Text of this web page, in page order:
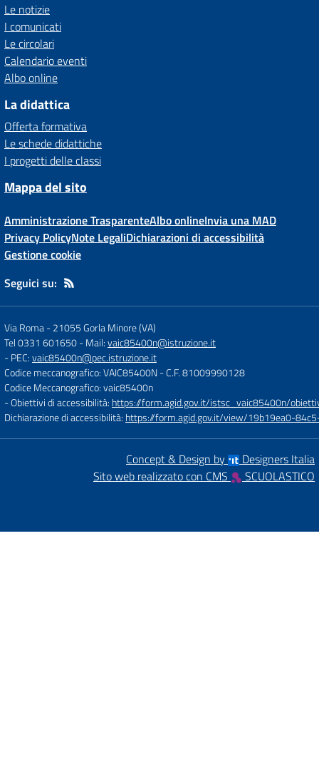
Le notizie
I comunicati
Le circolari
Calendario eventi
Albo online
La didattica
Offerta formativa
Le schede didattiche
I progetti delle classi
Mappa del sito
Amministrazione TrasparenteAlbo onlineInvia una MAD
Privacy PolicyNote LegaliDichiarazioni di accessibilità
Gestione cookie
Seguici su:
Via Roma-21055 Gorla Minore (VA)
Tel 0331 601650- Mail:vaic85400n@istruzione.it
- PEC:vaic85400n@pec.istruzione.it
Codice meccanografico: VAIC85400N- C.F. 81009990128
Codice Meccanografico: vaic85400n
- Obiettivi di accessibilità: https://form.agid.gov.it/istsc_vaic85400n/
Dichiarazione di accessibilità: https://form.agid.gov.it/view/19b19ea0-
Concept & Design by
Designers Italia
Sito web realizzato con CMS
SCUOLASTICO